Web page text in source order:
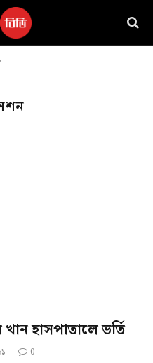
হাসপাতালে ভর্তি
0